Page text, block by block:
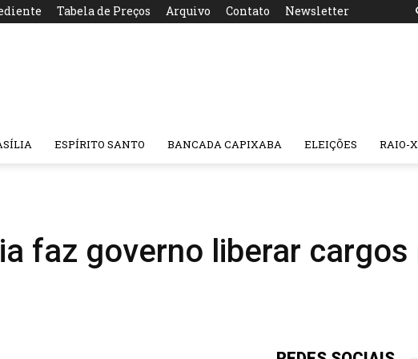
Tabela de Preços Arquivo Contato Newsletter
ESPÍRITO SANTO BANCADA CAPIXABA ELEIÇÕES RAIO-X
faz governo liberar cargos